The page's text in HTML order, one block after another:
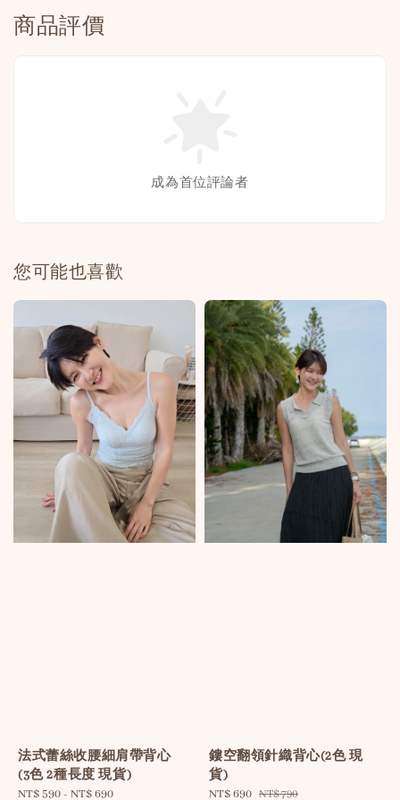
商品評價
成為首位評論者
您可能也喜歡
法式蕾絲收腰細肩帶背心
(3色 2種長度 現貨)
Sale
NT$ 590- NT$ 690
鏤空翻領針織背心(2色 現
貨)
Sale
NT$ 690 Regular
NT$ 790